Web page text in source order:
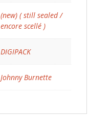
(new) ( still sealed /
encore scellé )
DIGIPACK
Johnny Burnette